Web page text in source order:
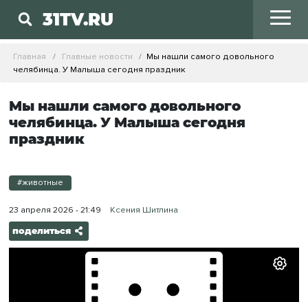
31TV.RU
Главная Главные новости
Мы нашли самого довольного
челябинца. У Малыша сегодня праздник
Мы нашли самого довольного
челябинца. У Малыша сегодня
праздник
#животные
23 апреля 2026 - 21:49 Ксения Шитлина
поделиться